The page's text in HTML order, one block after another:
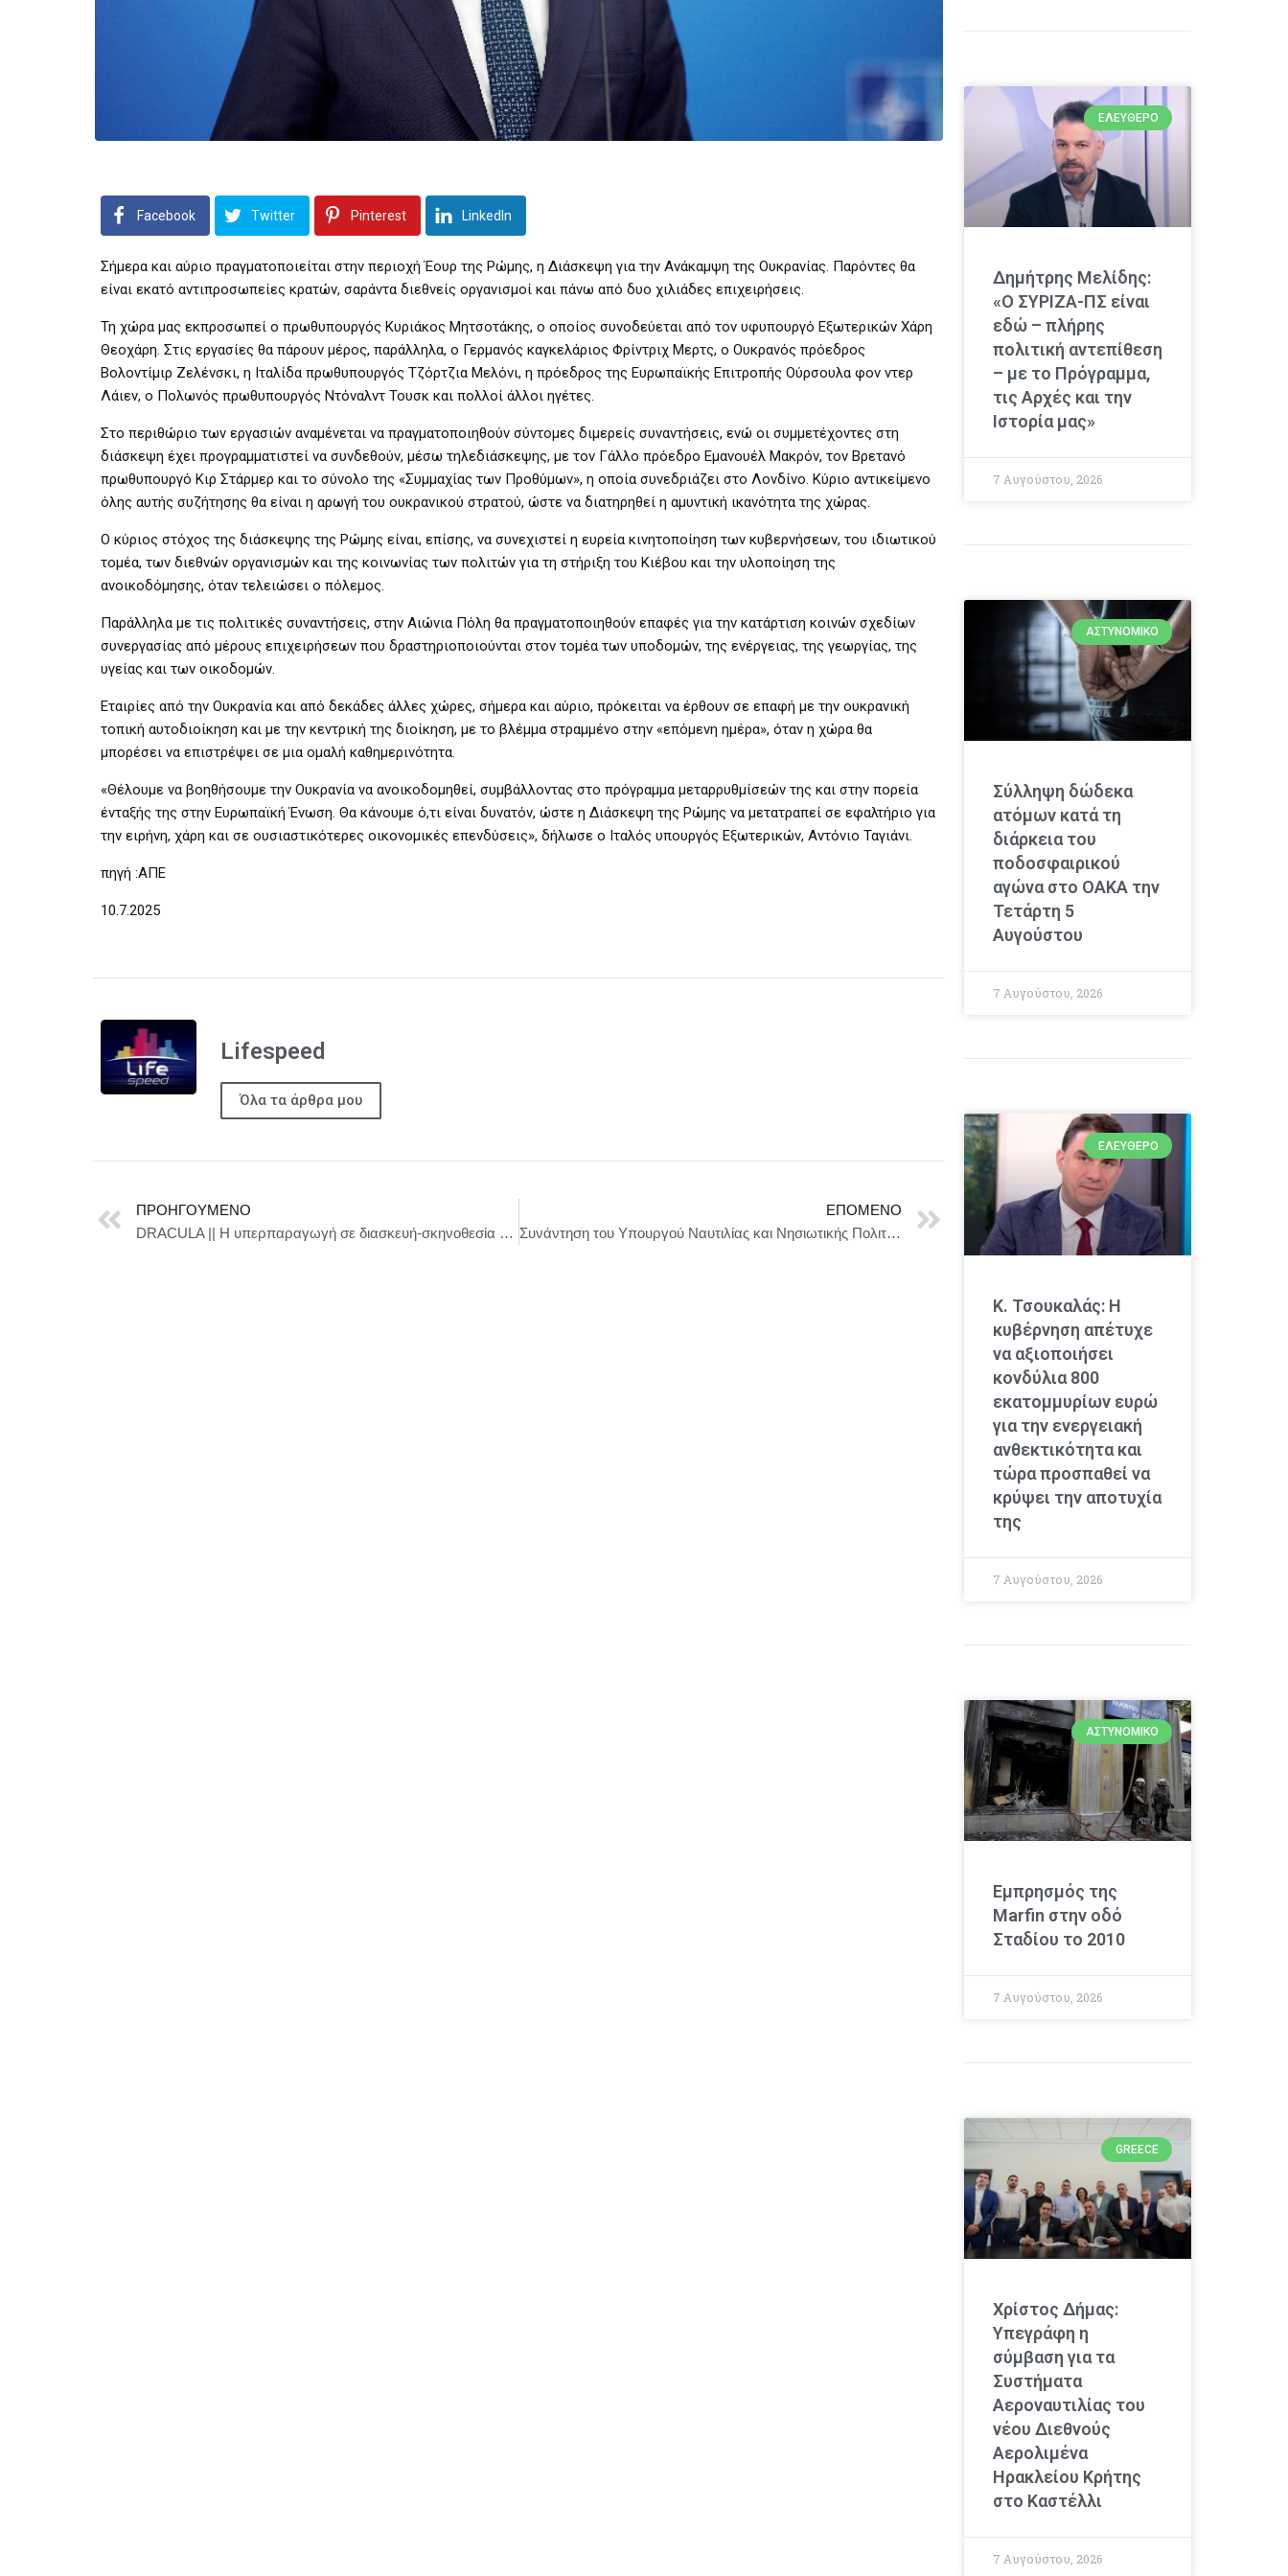
Facebook Twitter Pinterest LinkedIn
Σήμερα και αύριο πραγματοποιείται στην περιοχή Έουρ της Ρώμης, η Διάσκεψη για την Ανάκαμψη της Ουκρανίας. Παρόντες θα
είναι εκατό αντιπροσωπείες κρατών, σαράντα διεθνείς οργανισμοί και πάνω από δυο χιλιάδες επιχειρήσεις.
Τη χώρα μας εκπροσωπεί ο πρωθυπουργός Κυριάκος Μητσοτάκης, ο οποίος συνοδεύεται από τον υφυπουργό Εξωτερικών Χάρη
Θεοχάρη. Στις εργασίες θα πάρουν μέρος, παράλληλα, ο Γερμανός καγκελάριος Φρίντριχ Μερτς, ο Ουκρανός πρόεδρος
Βολοντίμιρ Ζελένσκι, η Ιταλίδα πρωθυπουργός Τζόρτζια Μελόνι, η πρόεδρος της Ευρωπαϊκής Επιτροπής Ούρσουλα φον ντερ
Λάιεν, ο Πολωνός πρωθυπουργός Ντόναλντ Τουσκ και πολλοί άλλοι ηγέτες.
Στο περιθώριο των εργασιών αναμένεται να πραγματοποιηθούν σύντομες διμερείς συναντήσεις, ενώ οι συμμετέχοντες στη
διάσκεψη έχει προγραμματιστεί να συνδεθούν, μέσω τηλεδιάσκεψης, με τον Γάλλο πρόεδρο Εμανουέλ Μακρόν, τον Βρετανό
πρωθυπουργό Κιρ Στάρμερ και το σύνολο της «Συμμαχίας των Προθύμων», η οποία συνεδριάζει στο Λονδίνο. Κύριο αντικείμενο
όλης αυτής συζήτησης θα είναι η αρωγή του ουκρανικού στρατού, ώστε να διατηρηθεί η αμυντική ικανότητα της χώρας.
Ο κύριος στόχος της διάσκεψης της Ρώμης είναι, επίσης, να συνεχιστεί η ευρεία κινητοποίηση των κυβερνήσεων, του ιδιωτικού
τομέα, των διεθνών οργανισμών και της κοινωνίας των πολιτών για τη στήριξη του Κιέβου και την υλοποίηση της
ανοικοδόμησης, όταν τελειώσει ο πόλεμος.
Παράλληλα με τις πολιτικές συναντήσεις, στην Αιώνια Πόλη θα πραγματοποιηθούν επαφές για την κατάρτιση κοινών σχεδίων
συνεργασίας από μέρους επιχειρήσεων που δραστηριοποιούνται στον τομέα των υποδομών, της ενέργειας, της γεωργίας, της
υγείας και των οικοδομών.
Εταιρίες από την Ουκρανία και από δεκάδες άλλες χώρες, σήμερα και αύριο, πρόκειται να έρθουν σε επαφή με την ουκρανική
τοπική αυτοδιοίκηση και με την κεντρική της διοίκηση, με το βλέμμα στραμμένο στην «επόμενη ημέρα», όταν η χώρα θα
μπορέσει να επιστρέψει σε μια ομαλή καθημερινότητα.
«Θέλουμε να βοηθήσουμε την Ουκρανία να ανοικοδομηθεί, συμβάλλοντας στο πρόγραμμα μεταρρυθμίσεών της και στην πορεία
ένταξής της στην Ευρωπαϊκή Ένωση. Θα κάνουμε ό,τι είναι δυνατόν, ώστε η Διάσκεψη της Ρώμης να μετατραπεί σε εφαλτήριο για
την ειρήνη, χάρη και σε ουσιαστικότερες οικονομικές επενδύσεις», δήλωσε ο Ιταλός υπουργός Εξωτερικών, Αντόνιο Ταγιάνι.
πηγή :ΑΠΕ
10.7.2025
Lifespeed
Όλα τα άρθρα μου
ΠΡΟΗΓΟΎΜΕΝΟ
DRACULA || Η υπερπαραγωγή σε διασκευή-σκηνοθεσία Θάνου Παπακωνσταντίνου, έρχεται στο Θέατρο Πόρτα, από 22 Οκτωβρίου
ΕΠΌΜΕΝΟ
Συνάντηση του Υπουργού Ναυτιλίας και Νησιωτικής Πολιτικής, Βασίλη Κικίλια, με την Υπουργό Μεταφορών του Ισραήλ, Miri Regev
ΕΛΕΎΘΕΡΟ
Δημήτρης Μελίδης:
«Ο ΣΥΡΙΖΑ-ΠΣ είναι
εδώ – πλήρης
πολιτική αντεπίθεση
– με το Πρόγραμμα,
τις Αρχές και την
Ιστορία μας»
7 Αυγούστου, 2026
ΑΣΤΥΝΟΜΙΚΌ
Σύλληψη δώδεκα
ατόμων κατά τη
διάρκεια του
ποδοσφαιρικού
αγώνα στο ΟΑΚΑ την
Τετάρτη 5
Αυγούστου
7 Αυγούστου, 2026
ΕΛΕΎΘΕΡΟ
Κ. Τσουκαλάς: Η
κυβέρνηση απέτυχε
να αξιοποιήσει
κονδύλια 800
εκατομμυρίων ευρώ
για την ενεργειακή
ανθεκτικότητα και
τώρα προσπαθεί να
κρύψει την αποτυχία
της
7 Αυγούστου, 2026
ΑΣΤΥΝΟΜΙΚΌ
Εμπρησμός της
Marfin στην οδό
Σταδίου το 2010
7 Αυγούστου, 2026
GREECE
Χρίστος Δήμας:
Υπεγράφη η
σύμβαση για τα
Συστήματα
Αεροναυτιλίας του
νέου Διεθνούς
Αερολιμένα
Ηρακλείου Κρήτης
στο Καστέλλι
7 Αυγούστου, 2026